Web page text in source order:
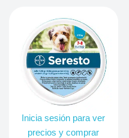
Inicia sesión para ver
precios y comprar